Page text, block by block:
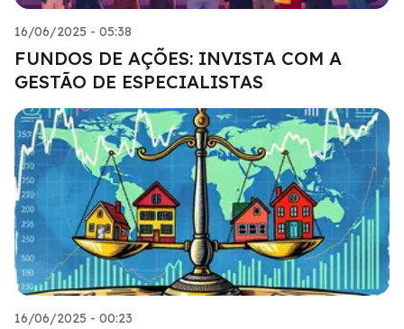
16/06/2025 - 05:38
FUNDOS DE AÇÕES: INVISTA COM A
GESTÃO DE ESPECIALISTAS
16/06/2025 - 00:23